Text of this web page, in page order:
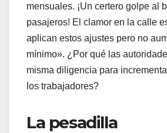
mensuales. ¡Un certero golpe al
pasajeros! El clamor en la calle
aplican estos ajustes pero no
mínimo». ¿Por qué las
misma diligencia para
los trabajadores?
​La pesadilla